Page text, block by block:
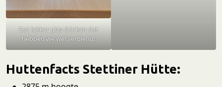
Een lekker glas drinken dat
hebben we wel verdiend!
Huttenfacts Stettiner Hütte: